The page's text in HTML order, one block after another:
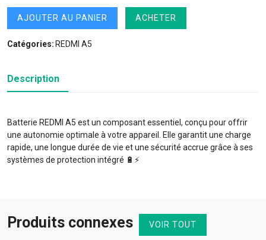
AJOUTER AU PANIER ACHETER
Catégories: REDMI A5
Description
Batterie REDMI A5 est un composant essentiel, conçu pour offrir
une autonomie optimale à votre appareil. Elle garantit une charge
rapide, une longue durée de vie et une sécurité accrue grâce à ses
systèmes de protection intégré 🔋⚡️
Produits connexes VOIR TOUT